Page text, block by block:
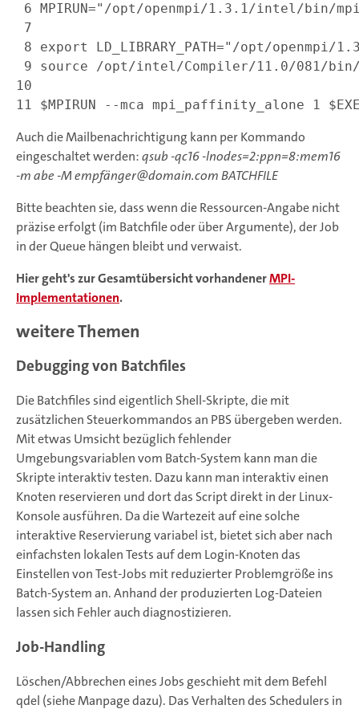
6
7
8
9
10
11
Auch die Mailbenachrichtigung kann per Kommando
eingeschaltet werden:qsub -qc16 -lnodes=2:ppn=8:mem16
-m abe -M empfänger@domain.com BATCHFILE
Bitte beachten sie, dass wenn die Ressourcen-Angabe nicht
präzise erfolgt (im Batchfile oder über Argumente), der Job
in der Queue hängen bleibt und verwaist.
Hier geht's zur Gesamtübersicht vorhandenerMPI-
Implementationen.
weitere Themen
Debugging von Batchfiles
Die Batchfiles sind eigentlich Shell-Skripte, die mit
zusätzlichen Steuerkommandos an PBS übergeben werden.
Mit etwas Umsicht bezüglich fehlender
Umgebungsvariablen vom Batch-System kann man die
Skripte interaktiv testen. Dazu kann man interaktiv einen
Knoten reservieren und dort das Script direkt in der Linux-
Konsole ausführen. Da die Wartezeit auf eine solche
interaktive Reservierung variabel ist, bietet sich aber nach
einfachsten lokalen Tests auf dem Login-Knoten das
Einstellen von Test-Jobs mit reduzierter Problemgröße ins
Batch-System an. Anhand der produzierten Log-Dateien
lassen sich Fehler auch diagnostizieren.
Job-Handling
Löschen/Abbrechen eines Jobs geschieht mit dem Befehl
qdel (siehe Manpage dazu). Das Verhalten des Schedulers in